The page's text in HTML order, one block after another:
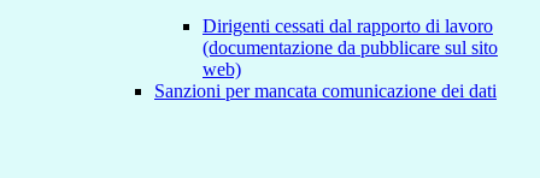
Dirigenti cessati dal rapporto di lavoro
(documentazione da pubblicare sul sito
web)
Sanzioni per mancata comunicazione dei dati